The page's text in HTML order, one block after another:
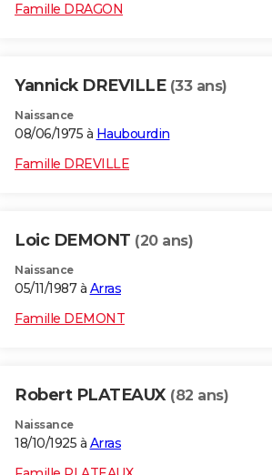
Famille DRAGON
Yannick DREVILLE (33 ans)
Naissance
08/06/1975 à Haubourdin
Famille DREVILLE
Loic DEMONT (20 ans)
Naissance
05/11/1987 à Arras
Famille DEMONT
Robert PLATEAUX (82 ans)
Naissance
18/10/1925 à Arras